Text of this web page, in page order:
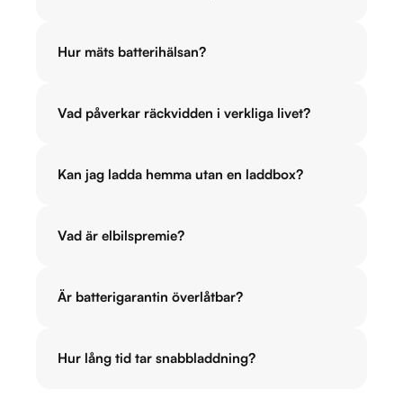
Hur mäts batterihälsan?
Vad påverkar räckvidden i verkliga livet?
Kan jag ladda hemma utan en laddbox?
Vad är elbilspremie?
Är batterigarantin överlåtbar?
Hur lång tid tar snabbladdning?